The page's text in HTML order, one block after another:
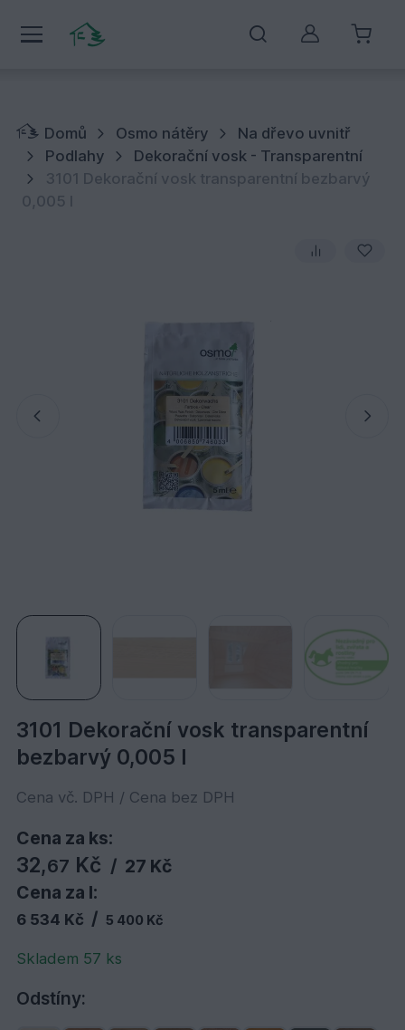
Můj účet
Domů Osmo nátěry
Na dřevo uvnitř
Podlahy
Dekorační vosk - Transparentní
3101 Dekorační vosk transparentní bezbarvý
0,005 l
3101 Dekorační vosk transparentní
bezbarvý 0,005 l
Cena vč. DPH / Cena bez DPH
Cena za ks:
32,67 Kč / 27 Kč
Cena za l:
6 534 Kč / 5 400 Kč
Skladem 57 ks
Odstíny: